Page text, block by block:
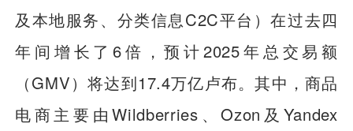
及本地服务、分类信息C2C平台）在过去四
年间增长了6倍，预计2025年总交易额
（GMV）将达到17.4万亿卢布。其中，商品
电商主要由Wildberries、Ozon及Yandex